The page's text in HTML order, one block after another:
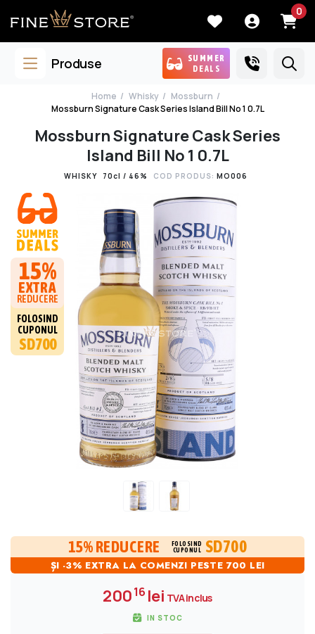
0
Produse
SUMMER
DEALS
Home Whisky
Mossburn
Mossburn Signature Cask Series Island Bill No 1 0.7L
Mossburn Signature Cask Series
Island Bill No 1 0.7L
WHISKY 70cl / 46% COD PRODUS: MO006
15%
EXTRA
REDUCERE
FOLOSIND
CUPONUL
SD700
15% REDUCERE
FOLOSIND
CUPONUL
SD700
ȘI -3% EXTRA LA COMENZI PESTE 700 LEI
20016lei TVA inclus
IN STOC